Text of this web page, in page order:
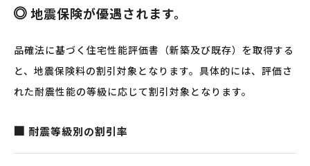
地震保険が優遇されます。
品確法に基づく住宅性能評価書（新築及び既存）を取得する
と、地震保険料の割引対象となります。具体的には、評価さ
れた耐震性能の等級に応じて割引対象となります。
耐震等級別の割引率